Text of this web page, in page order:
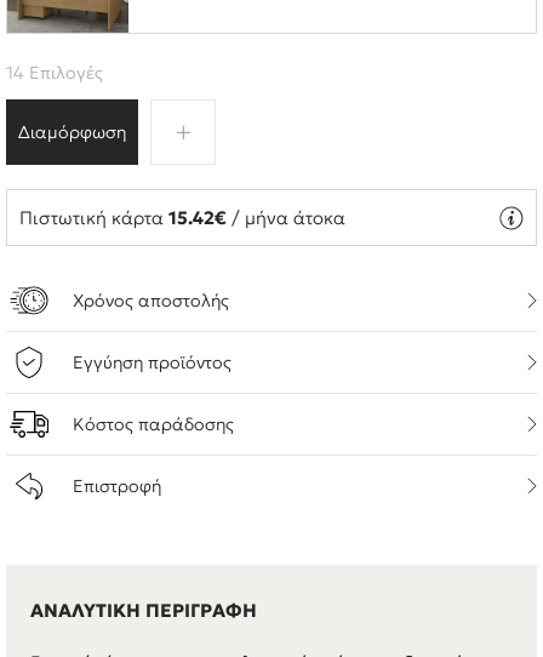
Διαμόρφωση
14 Επιλογές
Πιστωτική κάρτα 15.42€ / μήνα άτοκα
Χρόνος αποστολής
Εγγύηση προϊόντος
Κόστος παράδοσης
Επιστροφή
ΑΝΑΛΥΤΙΚΗ ΠΕΡΙΓΡΑΦΗ